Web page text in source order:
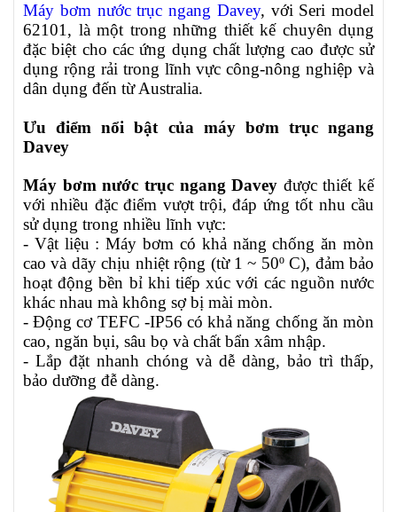
Máy bơm nước trục ngang Davey, với Seri model
62101, là một trong những thiết kế chuyên dụng
đặc biệt cho các ứng dụng chất lượng cao được sử
dụng rộng rải trong lĩnh vực công-nông nghiệp và
dân dụng đến từ Australia.
Ưu điểm nổi bật của máy bơm trục ngang
Davey
Máy bơm nước trục ngang Davey được thiết kế
với nhiều đặc điểm vượt trội, đáp ứng tốt nhu cầu
sử dụng trong nhiều lĩnh vực:
- Vật liệu : Máy bơm có khả năng chống ăn mòn
cao và dãy chịu nhiệt rộng (từ 1 ~ 50º C), đảm bảo
hoạt động bền bỉ khi tiếp xúc với các nguồn nước
khác nhau mà không sợ bị mài mòn.
- Động cơ TEFC -IP56 có khả năng chống ăn mòn
cao, ngăn bụi, sâu bọ và chất bẩn xâm nhập.
- Lắp đặt nhanh chóng và dễ dàng, bảo trì thấp,
bảo dưỡng đễ dàng.